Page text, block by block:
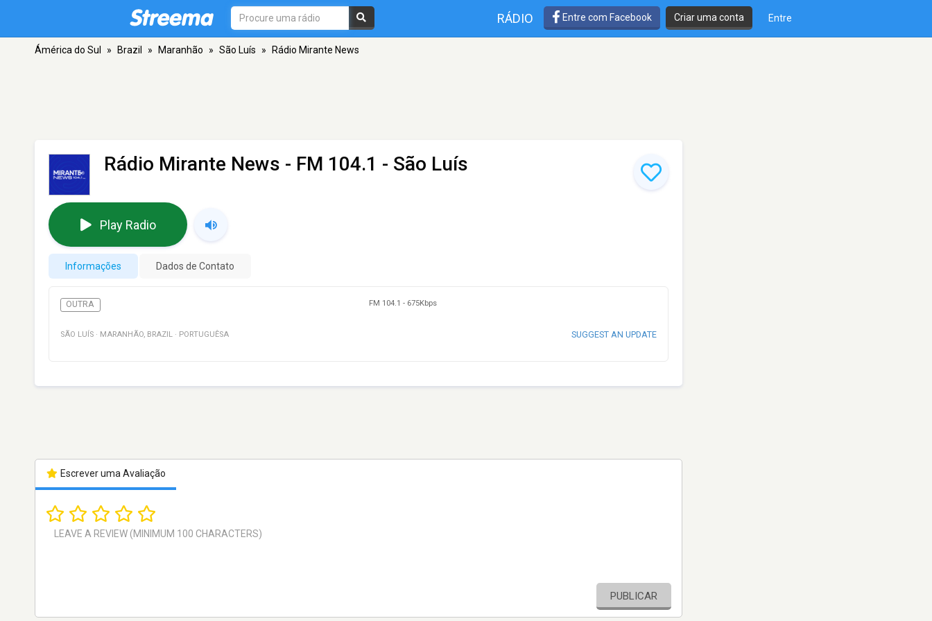
RÁDIO Entre com Facebook Criar uma conta Entre
Ámérica do Sul » Brazil » Maranhão » São Luís » Rádio Mirante News
Rádio Mirante News - FM 104.1 - São Luís
Play Radio
Informações Dados de Contato
OUTRA FM 104.1 - 675Kbps
SÃO LUÍS · MARANHÃO, BRAZIL · PORTUGUÊSA SUGGEST AN UPDATE
Escrever uma Avaliação
PUBLICAR